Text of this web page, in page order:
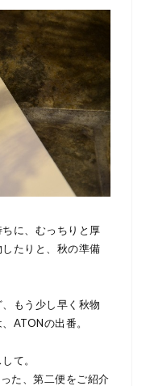
に、むっちりと厚
たりと、秋の準備
もう少し早く秋物
ATONの出番。
て。
た、第二便をご紹介